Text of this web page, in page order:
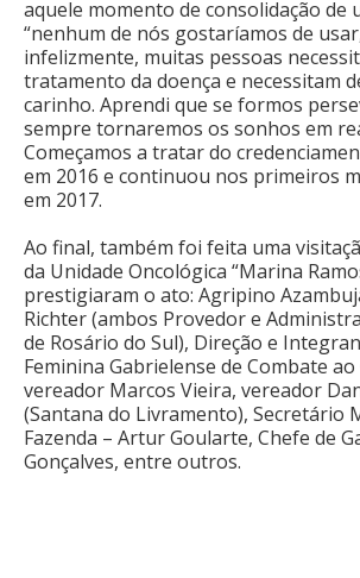
aquele momento de consolidação de
“nenhum de nós gostaríamos de
infelizmente, muitas pessoas
tratamento da doença e necessitam
carinho. Aprendi que se formos
sempre tornaremos os sonhos em
Começamos a tratar do
em 2016 e continuou nos primeiros
em 2017.
Ao final, também foi feita uma
da Unidade Oncológica “Marina
prestigiaram o ato: Agripino
Richter (ambos Provedor e
de Rosário do Sul), Direção e
Feminina Gabrielense de Combate ao
vereador Marcos Vieira, vereador
(Santana do Livramento), Secretário
Fazenda – Artur Goularte, Chefe de
Gonçalves, entre outros.